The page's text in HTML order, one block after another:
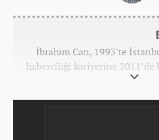
İbrahim Can, 1993'te
haberciliği kariyerine 2011’de
küçük ölçekli sitelerde